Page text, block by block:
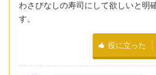
わさびなしの寿司にして欲しいと明
す。
役に立った